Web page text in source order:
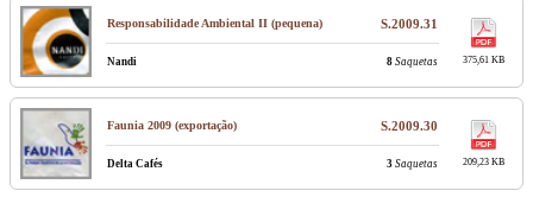
Responsabilidade Ambiental II (pequena) S.2009.31
375,61 KB
Nandi 8 Saquetas
Faunia 2009 (exportação) S.2009.30
209,23 KB
Delta Cafés 3 Saquetas